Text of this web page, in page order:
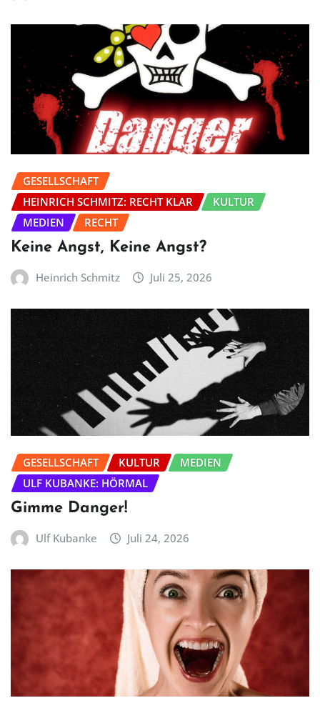
GESELLSCHAFT
HEINRICH SCHMITZ: RECHT KLAR
KULTUR
MEDIEN
RECHT
Keine Angst, Keine Angst?
Heinrich Schmitz Juli 25, 2026
GESELLSCHAFT KULTUR
MEDIEN
ULF KUBANKE: HÖRMAL
Gimme Danger!
Ulf Kubanke Juli 24, 2026